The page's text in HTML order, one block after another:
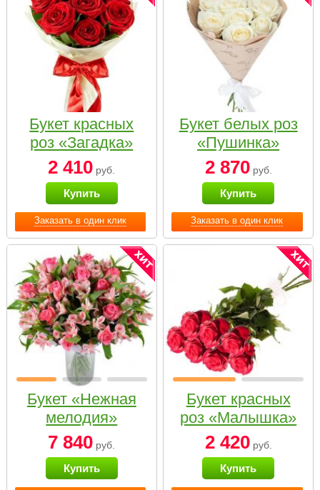
Заказать в один клик
Букет красных
роз «Загадка»
2 410 руб.
Купить
Заказать в один клик
Букет белых роз
«Пушинка»
2 870руб.
Купить
Букет «Нежная
мелодия»
7 840 руб.
Купить
Букет красных
роз «Малышка»
2 420руб.
Купить